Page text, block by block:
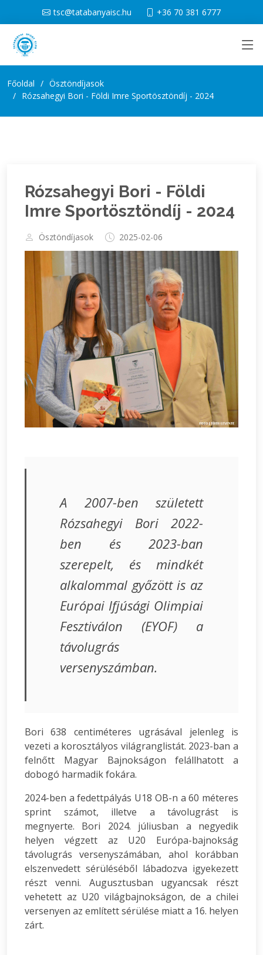
tsc@tatabanyaisc.hu +36 70 381 6777
Főoldal
Ösztöndíjasok
Rózsahegyi Bori - Földi Imre Sportösztöndíj - 2024
Rózsahegyi Bori - Földi
Imre Sportösztöndíj - 2024
Ösztöndíjasok 2025-02-06
A 2007-ben született
Rózsahegyi Bori 2022-
ben és 2023-ban
szerepelt, és mindkét
alkalommal győzött is az
Európai Ifjúsági Olimpiai
Fesztiválon (EYOF) a
távolugrás
versenyszámban.
Bori 638 centiméteres ugrásával jelenleg is
vezeti a korosztályos világranglistát. 2023-ban a
felnőtt Magyar Bajnokságon felállhatott a
dobogó harmadik fokára.
2024-ben a fedettpályás U18 OB-n a 60 méteres
sprint számot, illetve a távolugrást is
megnyerte. Bori 2024. júliusban a negyedik
helyen végzett az U20 Európa-bajnokság
távolugrás versenyszámában, ahol korábban
elszenvedett sérüléséből lábadozva igyekezett
részt venni. Augusztusban ugyancsak részt
vehetett az U20 világbajnokságon, de a chilei
versenyen az említett sérülése miatt a 16. helyen
zárt.